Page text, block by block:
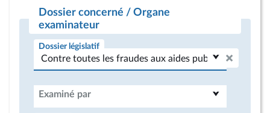
Dossier concerné / Organe
examinateur
Dossier législatif
Examiné par